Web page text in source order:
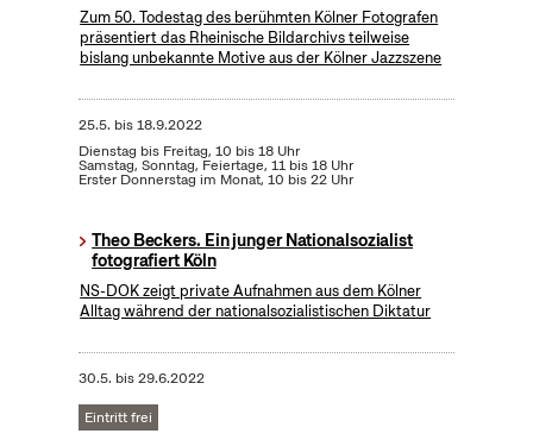
Zum 50. Todestag des berühmten Kölner Fotografen
präsentiert das Rheinische Bildarchivs teilweise
bislang unbekannte Motive aus der Kölner Jazzszene
25.5. bis18.9.2022
Dienstag bis Freitag, 10 bis 18 Uhr
Samstag, Sonntag, Feiertage, 11 bis 18 Uhr
Erster Donnerstag im Monat, 10 bis 22 Uhr
Theo Beckers. Ein junger Nationalsozialist
fotografiert Köln
NS-DOK zeigt private Aufnahmen aus dem Kölner
Alltag während der nationalsozialistischen Diktatur
30.5. bis29.6.2022
Eintritt frei